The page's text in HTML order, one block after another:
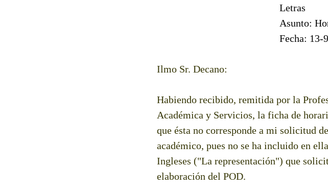
Letras
Asunto:
Fecha: 13-
Ilmo Sr. Decano:
Habiendo recibido, remitida por la
Académica y Servicios, la ficha de
que ésta no corresponde a mi solicitud
académico, pues no se ha incluido en
Ingleses ("La representación") que
elaboración del POD.